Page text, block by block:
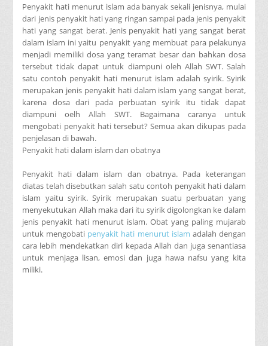
Penyakit hati menurut islam ada banyak sekali jenisnya, mulai
dari jenis penyakit hati yang ringan sampai pada jenis penyakit
hati yang sangat berat. Jenis penyakit hati yang sangat berat
dalam islam ini yaitu penyakit yang membuat para pelakunya
menjadi memiliki dosa yang teramat besar dan bahkan dosa
tersebut tidak dapat untuk diampuni oleh Allah SWT. Salah
satu contoh penyakit hati menurut islam adalah syirik. Syirik
merupakan jenis penyakit hati dalam islam yang sangat berat,
karena dosa dari pada perbuatan syirik itu tidak dapat
diampuni oelh Allah SWT. Bagaimana caranya untuk
mengobati penyakit hati tersebut? Semua akan dikupas pada
penjelasan di bawah.
Penyakit hati dalam islam dan obatnya
Penyakit hati dalam islam dan obatnya. Pada keterangan
diatas telah disebutkan salah satu contoh penyakit hati dalam
islam yaitu syirik. Syirik merupakan suatu perbuatan yang
menyekutukan Allah maka dari itu syirik digolongkan ke dalam
jenis penyakit hati menurut islam. Obat yang paling mujarab
untuk mengobati penyakit hati menurut islam adalah dengan
cara lebih mendekatkan diri kepada Allah dan juga senantiasa
untuk menjaga lisan, emosi dan juga hawa nafsu yang kita
miliki.